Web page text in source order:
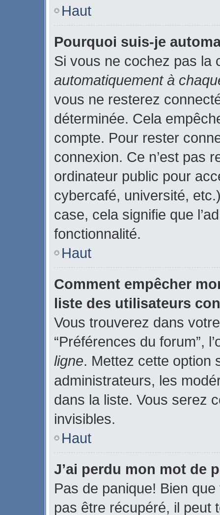
Haut
Pourquoi suis-je
Si vous ne cochez pas la
automatiquement à
vous ne resterez
déterminée. Cela
compte. Pour rester
connexion. Ce n’est pas
ordinateur public pour
cybercafé, université,
case, cela signifie que
fonctionnalité.
Haut
Comment empêcher
liste des utilisateurs
Vous trouverez dans
“Préférences du forum”,
ligne. Mettez cette option
administrateurs, les
dans la liste. Vous serez
invisibles.
Haut
J’ai perdu mon mot de
Pas de panique! Bien
pas être récupéré, il peut